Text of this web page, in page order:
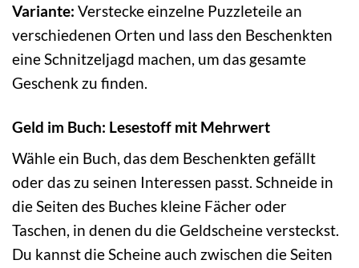
Variante: Verstecke einzelne Puzzleteile an
verschiedenen Orten und lass den Beschenkten
eine Schnitzeljagd machen, um das gesamte
Geschenk zu finden.
Geld im Buch: Lesestoff mit Mehrwert
Wähle ein Buch, das dem Beschenkten gefällt
oder das zu seinen Interessen passt. Schneide in
die Seiten des Buches kleine Fächer oder
Taschen, in denen du die Geldscheine versteckst.
Du kannst die Scheine auch zwischen die Seiten